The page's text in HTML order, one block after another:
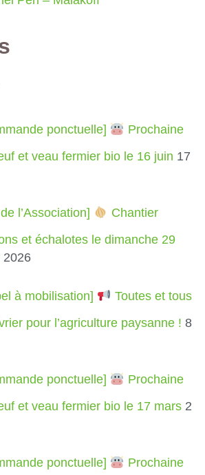
ponctuelle]
Prochaine
et veau fermier bio le 16 juin 17
l’Association]
Chantier
et échalotes le dimanche 29
2026
à mobilisation]
Toutes et tous
pour l’agriculture paysanne ! 8
ponctuelle]
Prochaine
et veau fermier bio le 17 mars 2
ponctuelle]
Prochaine